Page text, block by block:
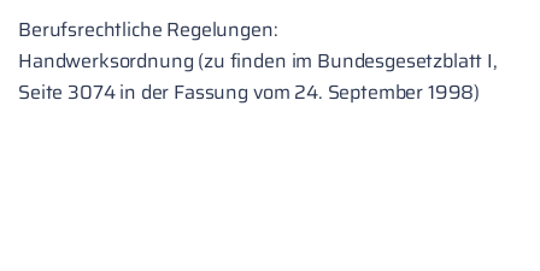
Berufsrechtliche Regelungen:
Handwerksordnung (zu finden im Bundesgesetzblatt I,
Seite 3074 in der Fassung vom 24. September 1998)